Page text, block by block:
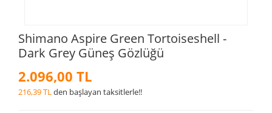
Shimano Aspire Green Tortoiseshell -
Dark Grey Güneş Gözlüğü
2.096,00 TL
216,39 TLden başlayan taksitlerle!!